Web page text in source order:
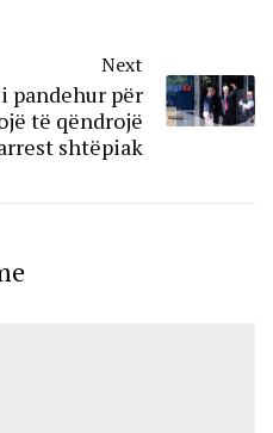
Next
pandehur për
të qëndrojë
shtëpiak